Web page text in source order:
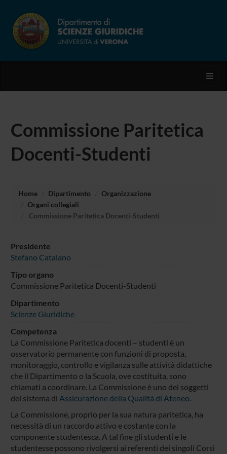
Commissione Paritetica
Docenti-Studenti
Home Dipartimento
Organizzazione
Organi collegiali
Commissione Paritetica Docenti-Studenti
Presidente
Stefano Catalano
Tipo organo
Commissione Paritetica Docenti-Studenti
Dipartimento
Scienze Giuridiche
Competenza
La Commissione Paritetica docenti – studenti è un
osservatorio permanente con funzioni di proposta,
monitoraggio, controllo e vigilanza sulle attività didattiche
che il Dipartimento o la Scuola, ove costituita, sono
chiamati a coordinare. La Commissione è uno dei soggetti
del sistema di Assicurazione della Qualità di Ateneo.
La Commissione, proprio per la sua natura paritetica, ha
necessità di un raccordo attivo e costante con la
componente studentesca. A tal fine gli studenti e le
studentesse possono rivolgersi ai referenti dei singoli Corsi